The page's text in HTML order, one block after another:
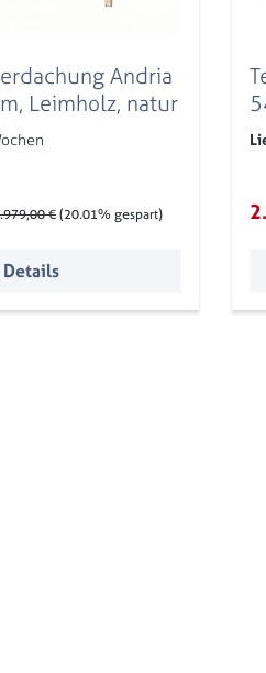
Andria
Leimholz, natur
Preis:
€(20.01% gespart)
Details